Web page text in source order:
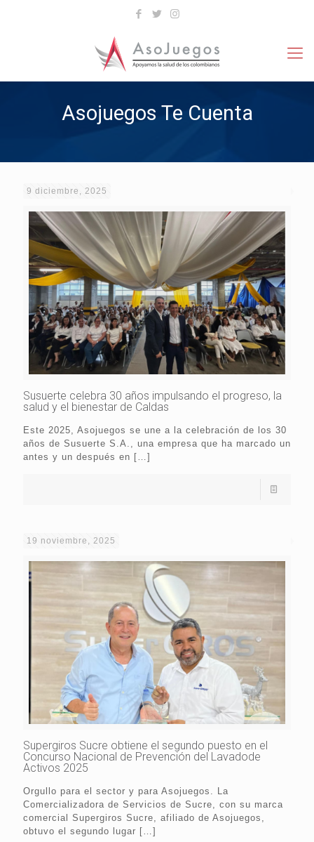
Asojuegos Te Cuenta
9 diciembre, 2025
Susuerte celebra 30 años impulsando el progreso, la
salud y el bienestar de Caldas
Este 2025, Asojuegos se une a la celebración de los 30
años de Susuerte S.A., una empresa que ha marcado un
antes y un después en […]
19 noviembre, 2025
Supergiros Sucre obtiene el segundo puesto en el
Concurso Nacional de Prevención del Lavadode
Activos 2025
Orgullo para el sector y para Asojuegos. La
Comercializadora de Servicios de Sucre, con su marca
comercial Supergiros Sucre, afiliado de Asojuegos,
obtuvo el segundo lugar […]